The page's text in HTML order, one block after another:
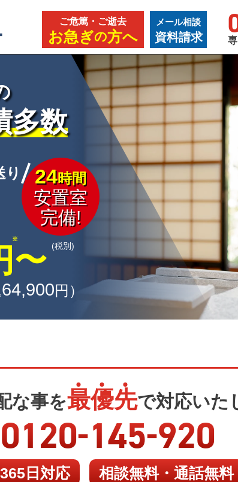
ご危篤・ご逝去
お急ぎの方へ
メール相談
資料請求
多数
〜 (税別)
64,900円 ）
24時間
安置室
完備!
な事を最優先で対応いた
0120-145-920
日対応 相談無料・通話無料